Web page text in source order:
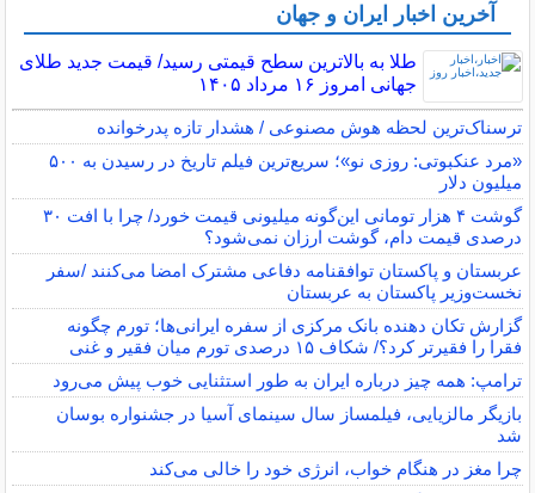
آخرین اخبار ایران و جهان
طلا به بالاترین سطح قیمتی رسید/ قیمت جدید طلای
جهانی امروز ۱۶ مرداد ۱۴۰۵
ترسناک‌ترین لحظه هوش مصنوعی / هشدار تازه پدرخوانده
«مرد عنکبوتی: روزی نو»؛ سریع‌ترین فیلم تاریخ در رسیدن به ۵۰۰
میلیون دلار
گوشت ۴ هزار تومانی این‌گونه میلیونی قیمت خورد/ چرا با افت ۳۰
درصدی قیمت دام، گوشت ارزان نمی‌شود؟
عربستان و پاکستان توافقنامه دفاعی مشترک امضا می‌کنند /سفر
نخست‌وزیر پاکستان به عربستان
گزارش تکان‌ دهنده بانک مرکزی از سفره ایرانی‌ها؛ تورم چگونه
فقرا را فقیرتر کرد؟/ شکاف ۱۵ درصدی تورم میان فقیر و غنی
ترامپ: همه چیز درباره ایران به طور استثنایی خوب پیش می‌رود
بازیگر مالزیایی، فیلمساز سال سینمای آسیا در جشنواره بوسان
شد
چرا مغز در هنگام خواب، انرژی خود را خالی می‌کند